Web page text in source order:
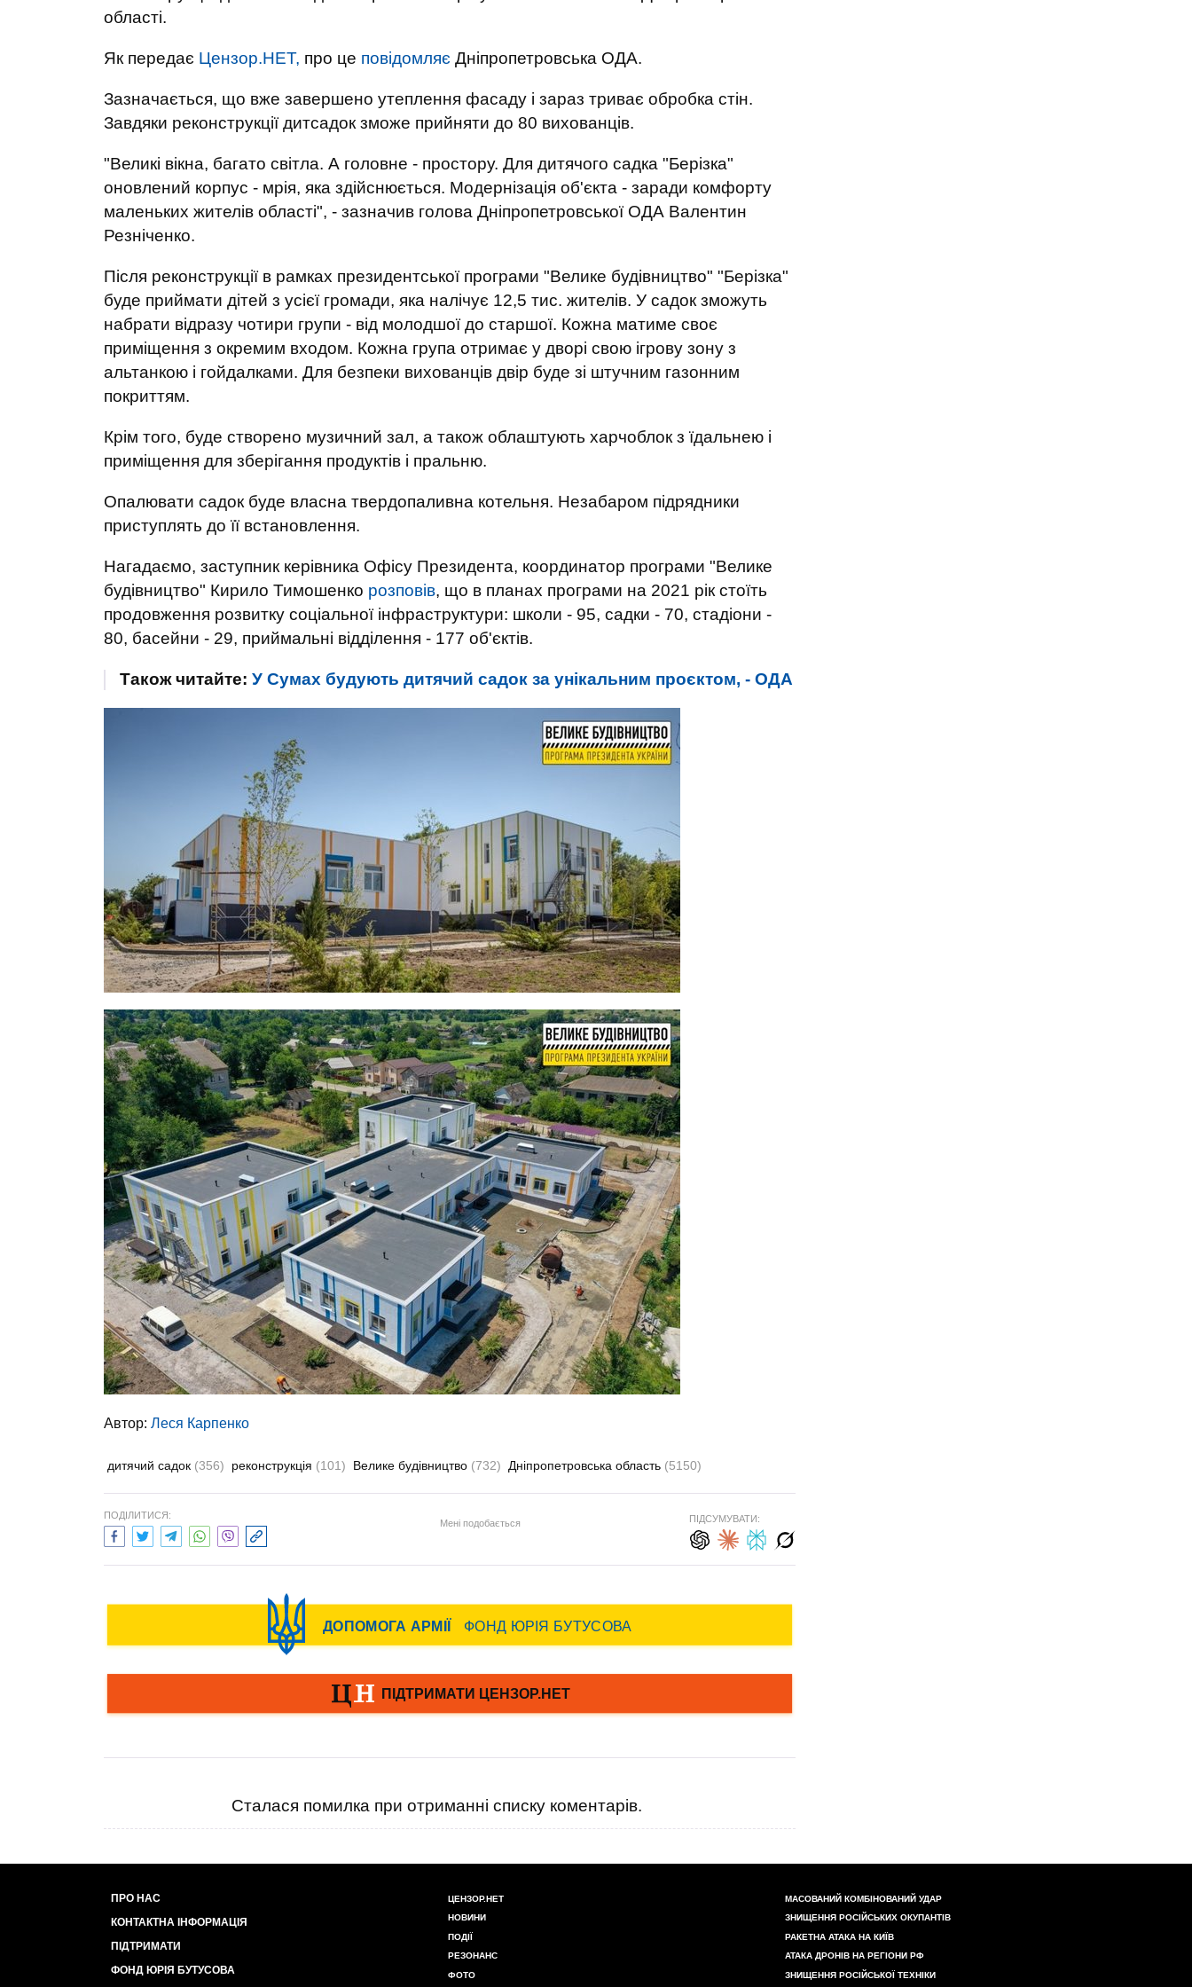
області.
Як передає Цензор.НЕТ, про це повідомляє Дніпропетровська ОДА.
Зазначається, що вже завершено утеплення фасаду і зараз триває обробка стін.
Завдяки реконструкції дитсадок зможе прийняти до 80 вихованців.
"Великі вікна, багато світла. А головне - простору. Для дитячого садка "Берізка"
оновлений корпус - мрія, яка здійснюється. Модернізація об'єкта - заради комфорту
маленьких жителів області", - зазначив голова Дніпропетровської ОДА Валентин
Резніченко.
Після реконструкції в рамках президентської програми "Велике будівництво" "Берізка"
буде приймати дітей з усієї громади, яка налічує 12,5 тис. жителів. У садок зможуть
набрати відразу чотири групи - від молодшої до старшої. Кожна матиме своє
приміщення з окремим входом. Кожна група отримає у дворі свою ігрову зону з
альтанкою і гойдалками. Для безпеки вихованців двір буде зі штучним газонним
покриттям.
Крім того, буде створено музичний зал, а також облаштують харчоблок з їдальнею і
приміщення для зберігання продуктів і пральню.
Опалювати садок буде власна твердопаливна котельня. Незабаром підрядники
приступлять до її встановлення.
Нагадаємо, заступник керівника Офісу Президента, координатор програми "Велике
будівництво" Кирило Тимошенко розповів, що в планах програми на 2021 рік стоїть
продовження розвитку соціальної інфраструктури: школи - 95, садки - 70, стадіони -
80, басейни - 29, приймальні відділення - 177 об'єктів.
Також читайте: У Сумах будують дитячий садок за унікальним проєктом, - ОДА
Автор: Леся Карпенко
дитячий садок (356) реконструкція (101) Велике будівництво (732) Дніпропетровська область (5150)
ПОДІЛИТИСЯ:
Мені подобається ПІДСУМУВАТИ:
Сталася помилка при отриманні списку коментарів.
ПРО НАС
КОНТАКТНА ІНФОРМАЦІЯ
ПІДТРИМАТИ
ФОНД ЮРІЯ БУТУСОВА
ЦЕНЗОР.НЕТ
НОВИНИ
ПОДІЇ
РЕЗОНАНС
ФОТО
МАСОВАНИЙ КОМБІНОВАНИЙ УДАР
ЗНИЩЕННЯ РОСІЙСЬКИХ ОКУПАНТІВ
РАКЕТНА АТАКА НА КИЇВ
АТАКА ДРОНІВ НА РЕГІОНИ РФ
ЗНИЩЕННЯ РОСІЙСЬКОЇ ТЕХНІКИ